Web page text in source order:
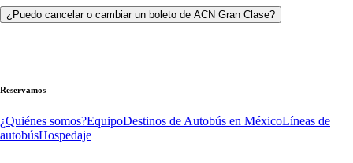
¿Puedo cancelar o cambiar un boleto de ACN Gran Clase?
Reservamos
¿Quiénes somos?EquipoDestinos de Autobús en MéxicoLíneas de
autobúsHospedaje